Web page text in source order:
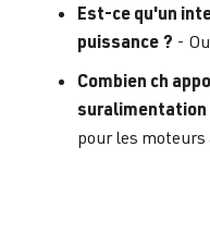
Est-ce qu'un
puissance ? -
Combien ch
suralimentation
pour les moteurs